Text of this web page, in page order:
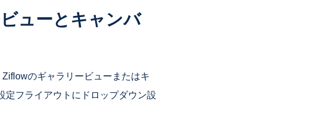
ューとキャンバ
のギャラリービューまたはキ
定フライアウトにドロップダウン設